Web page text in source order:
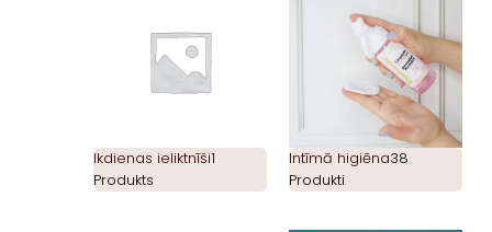
Ikdienas ieliktnīši1
Produkts
Intīmā higiēna38
Produkti